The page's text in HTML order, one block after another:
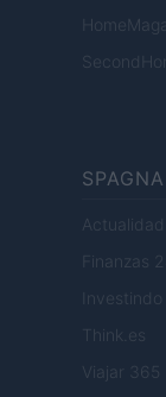
Actualidad
Finanzas
Think.es
Viajar 365